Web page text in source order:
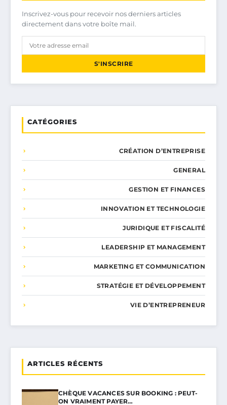
Inscrivez-vous pour recevoir nos derniers articles
directement dans votre boîte mail.
S'INSCRIRE
CATÉGORIES
CRÉATION D’ENTREPRISE
GENERAL
GESTION ET FINANCES
INNOVATION ET TECHNOLOGIE
JURIDIQUE ET FISCALITÉ
LEADERSHIP ET MANAGEMENT
MARKETING ET COMMUNICATION
STRATÉGIE ET DÉVELOPPEMENT
VIE D’ENTREPRENEUR
ARTICLES RÉCENTS
CHÈQUE VACANCES SUR BOOKING : PEUT-
ON VRAIMENT PAYER…